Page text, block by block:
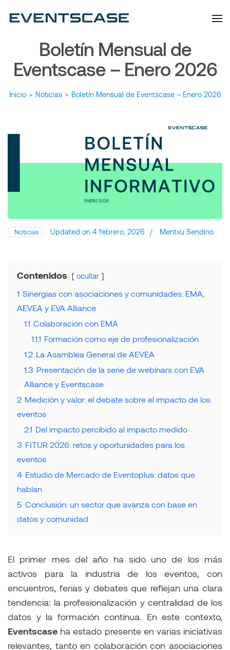
Boletín Mensual de
Eventscase – Enero 2026
Inicio > Noticias > Boletín Mensual de Eventscase – Enero 2026
Noticias Updated on 4 febrero, 2026 / Mentxu Sendino
Contenidos ocultar
1 Sinergias con asociaciones y comunidades: EMA,
AEVEA y EVA Alliance
1.1 Colaboración con EMA
1.1.1 Formación como eje de profesionalización
1.2 La Asamblea General de AEVEA
1.3 Presentación de la serie de webinars con EVA
Alliance y Eventscase
2 Medición y valor: el debate sobre el impacto de los
eventos
2.1 Del impacto percibido al impacto medido
3 FITUR 2026: retos y oportunidades para los
eventos
4 Estudio de Mercado de Eventoplus: datos que
hablan
5 Conclusión: un sector que avanza con base en
datos y comunidad
El primer mes del año ha sido uno de los más
activos para la industria de los eventos, con
encuentros, ferias y debates que reflejan una clara
tendencia: la profesionalización y centralidad de los
datos y la formación continua. En este contexto,
Eventscase ha estado presente en varias iniciativas
relevantes, tanto en colaboración con asociaciones